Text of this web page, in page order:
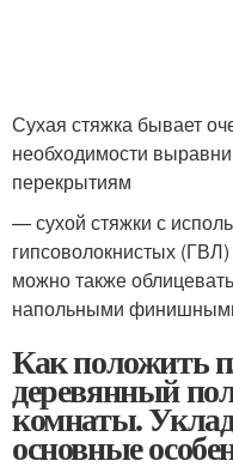
Сухая стяжка бывает
необходимости
перекрытиям
— сухой стяжки с
гипсоволокнистых
можно также
напольными
Как положить
деревянный
комнаты.
основные